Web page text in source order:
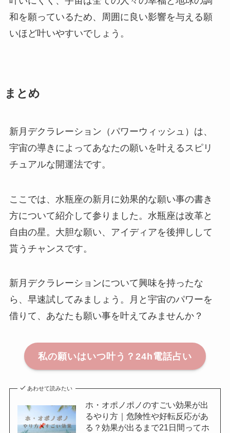
和を願っているため、周囲に良い影響を与える願
いほど叶いやすいでしょう。
まとめ
新月デクラレーション（パワーウィッシュ）は、
宇宙の導きによってあなたの願いを叶えるスピリ
チュアルな開運法です。
ここでは、水瓶座の新月に効果的な願い事の書き
方について紹介して参りました。水瓶座は改革と
自由の星。大胆な願い、アイディアを後押しして
貰うチャンスです。
新月デクラレーションについて興味を持ったな
ら、早速試してみましょう。月と宇宙のパワーを
借りて、あなたも願い事を叶えてみませんか？
私の願いはいつ叶う？24h電話占い
あわせて読みたい
ホ・オポノポノのすごい効果が出
るやり方｜危険性や好転反応があ
る？効果が出るまで21日間ってホ